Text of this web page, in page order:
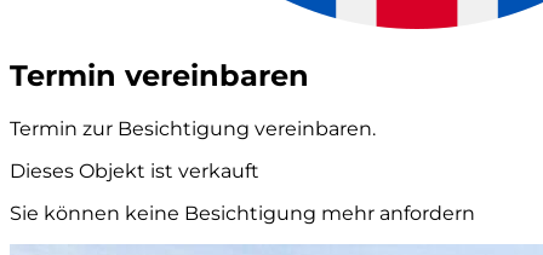
Termin vereinbaren
Termin zur Besichtigung vereinbaren.
Dieses Objekt ist verkauft
Sie können keine Besichtigung mehr anfordern